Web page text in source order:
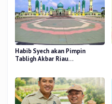
Habib Syech akan Pimpin
Tabligh Akbar Riau